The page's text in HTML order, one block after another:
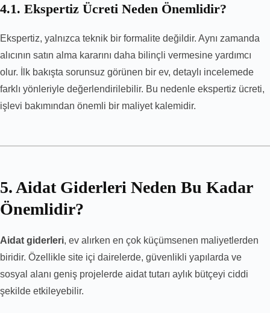
4.1. Ekspertiz Ücreti Neden Önemlidir?
Ekspertiz, yalnızca teknik bir formalite değildir. Aynı zamanda
alıcının satın alma kararını daha bilinçli vermesine yardımcı
olur. İlk bakışta sorunsuz görünen bir ev, detaylı incelemede
farklı yönleriyle değerlendirilebilir. Bu nedenle ekspertiz ücreti,
işlevi bakımından önemli bir maliyet kalemidir.
5. Aidat Giderleri Neden Bu Kadar
Önemlidir?
Aidat giderleri, ev alırken en çok küçümsenen maliyetlerden
biridir. Özellikle site içi dairelerde, güvenlikli yapılarda ve
sosyal alanı geniş projelerde aidat tutarı aylık bütçeyi ciddi
şekilde etkileyebilir.